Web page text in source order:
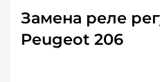
Замена реле
Peugeot 206